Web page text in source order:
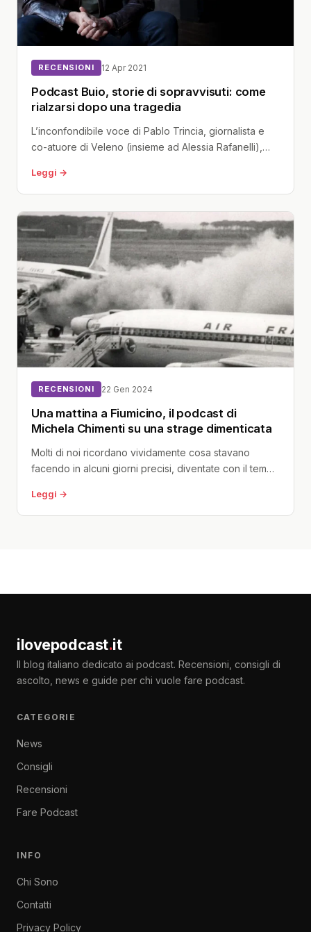
RECENSIONI 12 Apr 2021
Podcast Buio, storie di sopravvisuti: come
rialzarsi dopo una tragedia
L’inconfondibile voce di Pablo Trincia, giornalista e
co-atuore di Veleno (insieme ad Alessia Rafanelli),
Leggi →
RECENSIONI 22 Gen 2024
Una mattina a Fiumicino, il podcast di
Michela Chimenti su una strage dimenticata
Molti di noi ricordano vividamente cosa stavano
facendo in alcuni giorni precisi, diventate con il tempo
Leggi →
ilovepodcast.it
Il blog italiano dedicato ai podcast. Recensioni, consigli di
ascolto, news e guide per chi vuole fare podcast.
CATEGORIE
News
Consigli
Recensioni
Fare Podcast
INFO
Chi Sono
Contatti
Privacy Policy